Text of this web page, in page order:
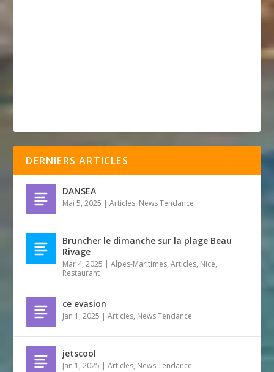
DERNIERS ARTICLES
DANSEA
Mai 5, 2025 |Articles, News Tendance
Bruncher le dimanche sur la plage Beau
Rivage
Mar 4, 2025 |Alpes-Maritimes,Articles, Nice,
Restaurant
ce evasion
Jan 1, 2025 |Articles, News Tendance
jetscool
Jan 1, 2025 |Articles, News Tendance